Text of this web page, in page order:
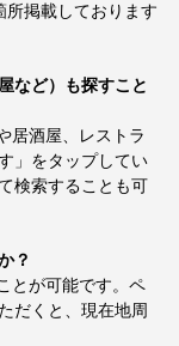
所掲載しております
など）も探すこと
居酒屋、レストラ
」をタップしてい
検索することも可
？
とが可能です。ペ
だくと、現在地周